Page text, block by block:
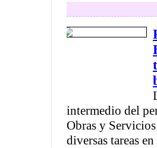
intermedio del
Obras y
diversas tareas